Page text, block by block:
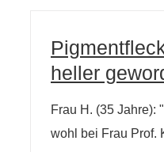
heller
Frau H. (35 Jahre):
wohl bei Frau Prof.